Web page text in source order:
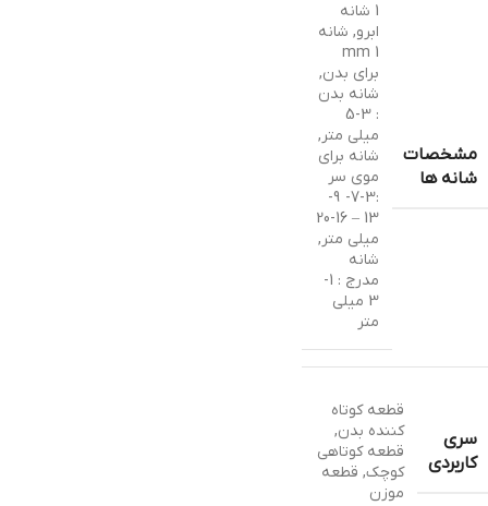
مشخصات
شانه ها
1 شانه
ابرو, شانه
1 mm
برای بدن,
شانه بدن
: 3-5
میلی متر,
شانه برای
موی سر
:3-7- 9-
میلی متر,
شانه
مدرج : 1-
3 میلی
متر
سری
کاربردی
قطعه کوتاه
کننده بدن,
قطعه کوتاهی
کوچک, قطعه
موزن